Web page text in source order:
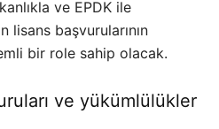
ve EPDK ile
lisans başvurularının
bir role sahip olacak.
ve yükümlülükler